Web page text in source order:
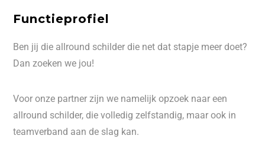
Functieprofiel
Ben jij die allround schilder die net dat stapje meer doet?
Dan zoeken we jou!
Voor onze partner zijn we namelijk opzoek naar een
allround schilder, die volledig zelfstandig, maar ook in
teamverband aan de slag kan.